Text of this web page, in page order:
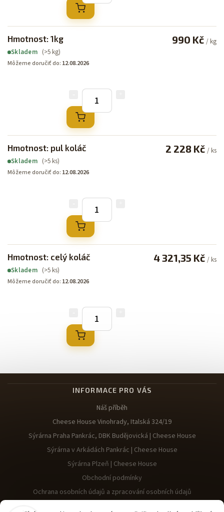
Hmotnost: 1kg
Skladem (>5 kg)
Môžeme doručiť do: 12.08.2026
990 Kč / kg
Hmotnost: pul koláč
Skladem (>5 ks)
Môžeme doručiť do: 12.08.2026
2 228 Kč / ks
Hmotnost: celý koláč
Skladem (>5 ks)
Môžeme doručiť do: 12.08.2026
4 321,35 Kč / ks
INFORMACE PRO VÁS
Náš příběh
Cheese House Vinohrady, Italská 324/19
Sýrárna Praha Pankrác, DBK Budějovická | Cheese House
Sýrárna v Arkádách Pankrác | Cheese House
Sýrárna Plzeň | Cheese House
Obchodní podmínky
Ochrana osobních údajů a zpracování osobních údajů